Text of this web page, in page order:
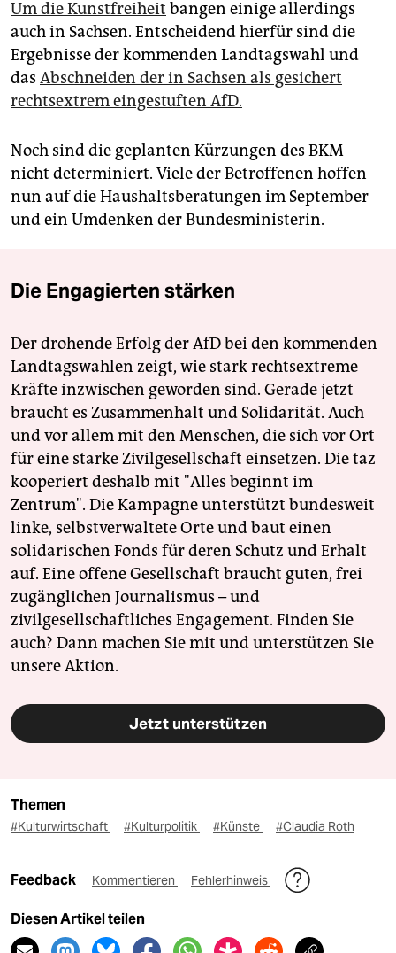
Um die Kunstfreiheit bangen einige allerdings
auch in Sachsen. Entscheidend hierfür sind die
Ergebnisse der kommenden Landtagswahl und
das Abschneiden der in Sachsen als gesichert
rechtsextrem eingestuften AfD.
Noch sind die geplanten Kürzungen des BKM
nicht determiniert. Viele der Betroffenen hoffen
nun auf die Haushaltsberatungen im September
und ein Umdenken der Bundesministerin.
Die Engagierten stärken
Der drohende Erfolg der AfD bei den kommenden
Landtagswahlen zeigt, wie stark rechtsextreme
Kräfte inzwischen geworden sind. Gerade jetzt
braucht es Zusammenhalt und Solidarität. Auch
und vor allem mit den Menschen, die sich vor Ort
für eine starke Zivilgesellschaft einsetzen. Die taz
kooperiert deshalb mit "Alles beginnt im
Zentrum". Die Kampagne unterstützt bundesweit
linke, selbstverwaltete Orte und baut einen
solidarischen Fonds für deren Schutz und Erhalt
auf. Eine offene Gesellschaft braucht guten, frei
zugänglichen Journalismus – und
zivilgesellschaftliches Engagement. Finden Sie
auch? Dann machen Sie mit und unterstützen Sie
unsere Aktion.
Jetzt unterstützen
Themen
#Kulturwirtschaft #Kulturpolitik #Künste #Claudia Roth
Feedback Kommentieren Fehlerhinweis
Diesen Artikel teilen